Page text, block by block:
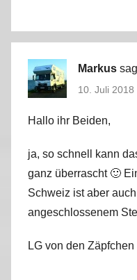
Markus
10. Juli
Hallo ihr Beiden,
ja, so schnell kann
ganz überrascht 🙂
Schweiz ist aber
angeschlossenem
LG von den Zäpfchen